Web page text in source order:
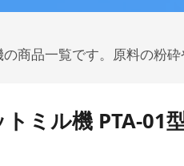
商品一覧です。原料の粉
ミル機 PTA-01